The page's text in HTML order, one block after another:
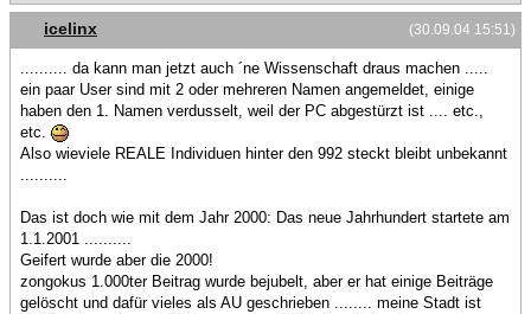
(30.09.04 15:51)
icelinx
.......... da kann man jetzt auch ´ne Wissenschaft draus machen .....
ein paar User sind mit 2 oder mehreren Namen angemeldet, einige
haben den 1. Namen verdusselt, weil der PC abgestürzt ist .... etc.,
etc.
Also wieviele REALE Individuen hinter den 992 steckt bleibt unbekannt
..........
Das ist doch wie mit dem Jahr 2000: Das neue Jahrhundert startete am
1.1.2001 ..........
Geifert wurde aber die 2000!
zongokus 1.000ter Beitrag wurde bejubelt, aber er hat einige Beiträge
gelöscht und dafür vieles als AU geschrieben ........ meine Stadt ist